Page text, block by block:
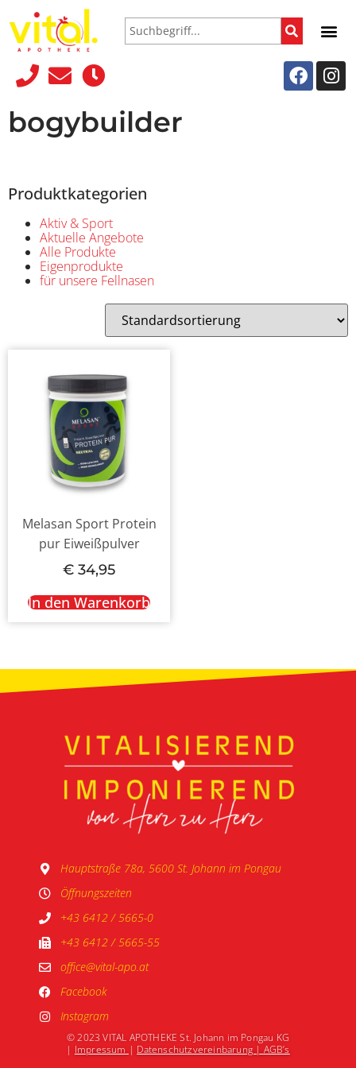
bogybuilder
Produktkategorien
Aktiv & Sport
Aktuelle Angebote
Alle Produkte
Eigenprodukte
für unsere Fellnasen
Melasan Sport Protein
pur Eiweißpulver
€ 34,95
In den Warenkorb
Hauptstraße 78a, 5600 St. Johann im Pongau
Öffnungszeiten
+43 6412 / 5665-0
+43 6412 / 5665-55
office@vital-apo.at
Facebook
Instagram
© 2023 VITAL APOTHEKE St. Johann im Pongau KG
| Impressum | Datenschutzvereinbarung | AGB’s